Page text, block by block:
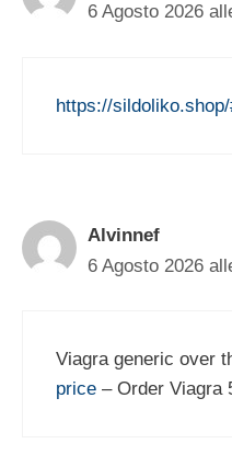
6 Agosto 2026
https://
Alvinnef
6 Agosto 2026
Viagra generic over
price – Order Viagra